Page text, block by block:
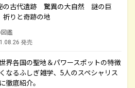
の古代遺跡 驚異の大自然 謎の巨
りと奇跡の地
鑑
発売
界各国の聖地＆パワースポットの特徴
なるふしぎ雑学、5人のスペシャリス
徹底紹介。